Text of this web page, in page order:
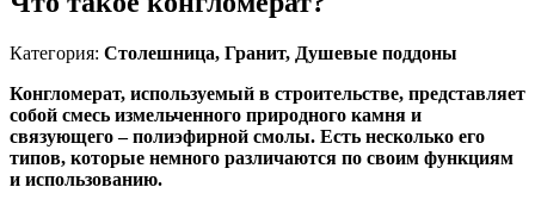
Категория: Столешница, Гранит, Душевые поддоны
Конгломерат, используемый в строительстве, представляет
собой смесь измельченного природного камня и
связующего – полиэфирной смолы. Есть несколько его
типов, которые немного различаются по своим функциям
и использованию.